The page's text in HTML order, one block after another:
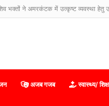
भक्तों ने अमरकंटक में उत्कृष्ट व्यवस्था हेतु
अजब गजब स्वास्थ्य/